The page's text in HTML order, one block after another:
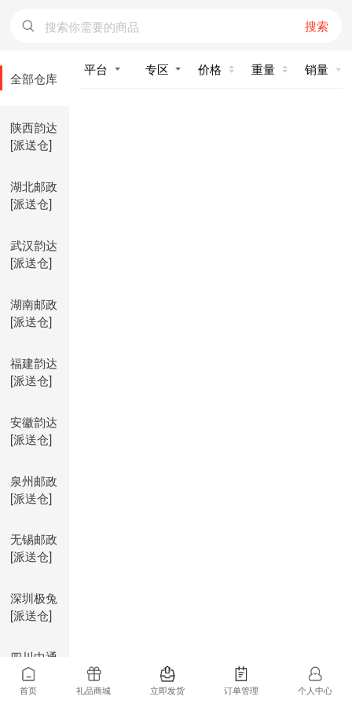
搜索
全部仓库
陕西韵达
[派送仓]
湖北邮政
[派送仓]
武汉韵达
[派送仓]
湖南邮政
[派送仓]
福建韵达
[派送仓]
安徽韵达
[派送仓]
泉州邮政
[派送仓]
无锡邮政
[派送仓]
深圳极兔
[派送仓]
四川中通
[派送仓]
价格 重量 销量
首页 礼品商城 立即发货 订单管理 个人中心